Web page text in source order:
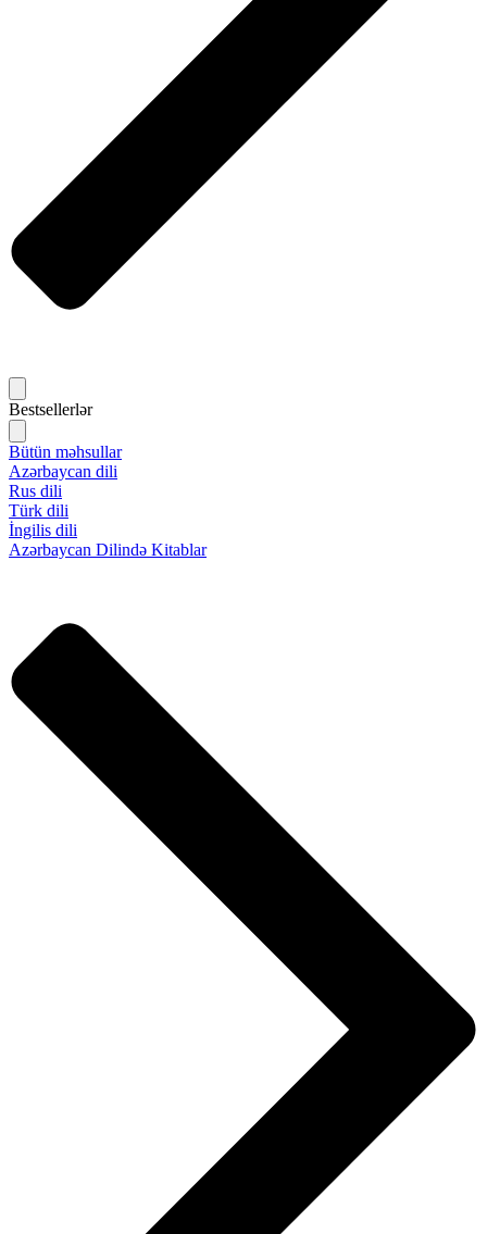
Bestsellerlər
Bütün məhsullar
Azərbaycan dili
Rus dili
Türk dili
İngilis dili
Azərbaycan Dilində Kitablar